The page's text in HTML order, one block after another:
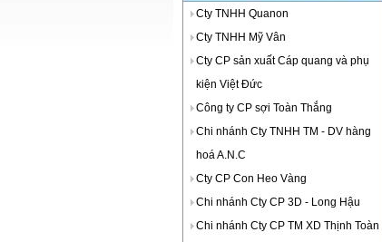
Cty TNHH Quanon
Cty TNHH Mỹ Vân
Cty CP sản xuất Cáp quang và phụ
kiện Việt Đức
Công ty CP sợi Toàn Thắng
Chi nhánh Cty TNHH TM - DV hàng
hoá A.N.C
Cty CP Con Heo Vàng
Chi nhánh Cty CP 3D - Long Hậu
Chi nhánh Cty CP TM XD Thịnh Toàn